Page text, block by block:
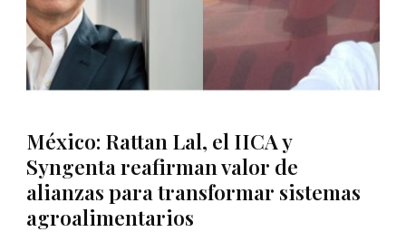
México: Rattan Lal, el IICA y
Syngenta reafirman valor de
alianzas para transformar sistemas
agroalimentarios